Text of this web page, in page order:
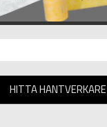
HITTA HANTVERKARE